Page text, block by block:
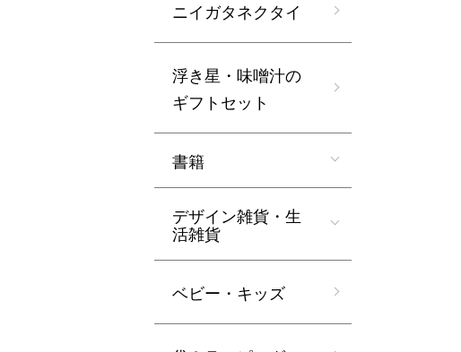
ニイガタネクタイ
浮き星・味噌汁の
ギフトセット
書籍
デザイン雑貨・生
活雑貨
ベビー・キッズ